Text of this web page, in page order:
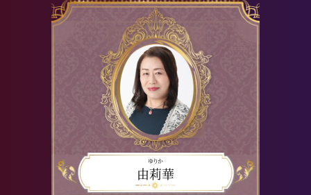
ゆりか
由莉華